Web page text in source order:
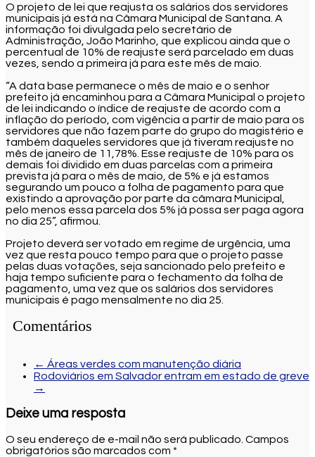
O projeto de lei que reajusta os salários dos servidores
municipais já está na Câmara Municipal de Santana. A
informação foi divulgada pelo secretário de
Administração, João Marinho, que explicou ainda que o
percentual de 10% de reajuste será parcelado em duas
vezes, sendo a primeira já para este mês de maio.
“A data base permanece o mês de maio e o senhor
prefeito já encaminhou para a Câmara Municipal o projeto
de lei indicando o índice de reajuste de acordo com a
inflação do período, com vigência a partir de maio para os
servidores que não fazem parte do grupo do magistério e
também daqueles servidores que já tiveram reajuste no
mês de janeiro de 11,78%. Esse reajuste de 10% para os
demais foi dividido em duas parcelas com a primeira
prevista já para o mês de maio, de 5% e já estamos
segurando um pouco a folha de pagamento para que
existindo a aprovação por parte da câmara Municipal,
pelo menos essa parcela dos 5% já possa ser paga agora
no dia 25”, afirmou.
Projeto deverá ser votado em regime de urgência, uma
vez que resta pouco tempo para que o projeto passe
pelas duas votações, seja sancionado pelo prefeito e
haja tempo suficiente para o fechamento da folha de
pagamento, uma vez que os salários dos servidores
municipais é pago mensalmente no dia 25.
Comentários
← Áreas verdes com manutenção diária
Rodoviários em Salvador entram em estado de greve
→
Deixe uma resposta
O seu endereço de e-mail não será publicado. Campos
obrigatórios são marcados com *